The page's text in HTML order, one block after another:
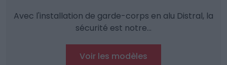
Avec l'installation de garde-corps en alu Distral, la
sécurité est notre…
Voir les modèles